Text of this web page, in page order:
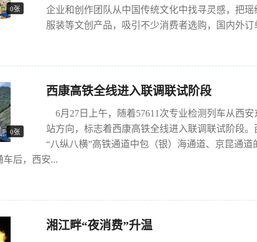
0张
企业和创作团队从中国传统文化中找寻灵感，把
服装等文创产品，吸引不少消费者选购，国内外订
0张
西康高铁全线进入联调联试阶段
6月27日上午，随着57611次专业检测列车从西
站方向，标志着西康高铁全线进入联调联试阶段
“八纵八横”高铁通道中包（银）海通道、京昆通
车后，西安...
湘江畔“夜消费”升温